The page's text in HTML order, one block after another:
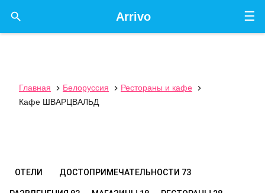
☰
Arrivo

Главная  Белоруссия  Рестораны и кафе

Кафе ШВАРЦВАЛЬД
ОТЕЛИ ДОСТОПРИМЕЧАТЕЛЬНОСТИ 73